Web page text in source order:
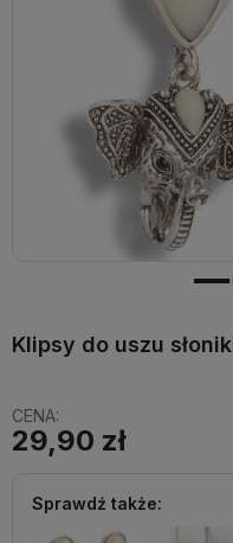
zaloguj się, aby
z
Klipsy do uszu
CENA:
29,90 zł
Sprawdź także: